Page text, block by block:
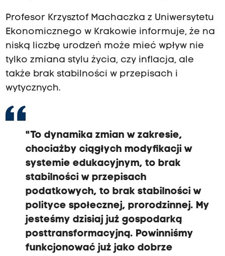
Profesor Krzysztof Machaczka z Uniwersytetu
Ekonomicznego w Krakowie informuje, że na
niską liczbę urodzeń może mieć wpływ nie
tylko zmiana stylu życia, czy inflacja, ale
także brak stabilności w przepisach i
wytycznych.
"To dynamika zmian w zakresie,
chociażby ciągłych modyfikacji w
systemie edukacyjnym, to brak
stabilności w przepisach
podatkowych, to brak stabilności w
polityce społecznej, prorodzinnej. My
jesteśmy dzisiaj już gospodarką
posttransformacyjną. Powinniśmy
funkcjonować już jako dobrze